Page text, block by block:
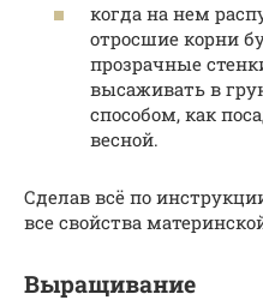
когда на нем
отросшие корни
прозрачные
высаживать в
способом, как
весной.
Сделав всё по
все свойства
Выращивание